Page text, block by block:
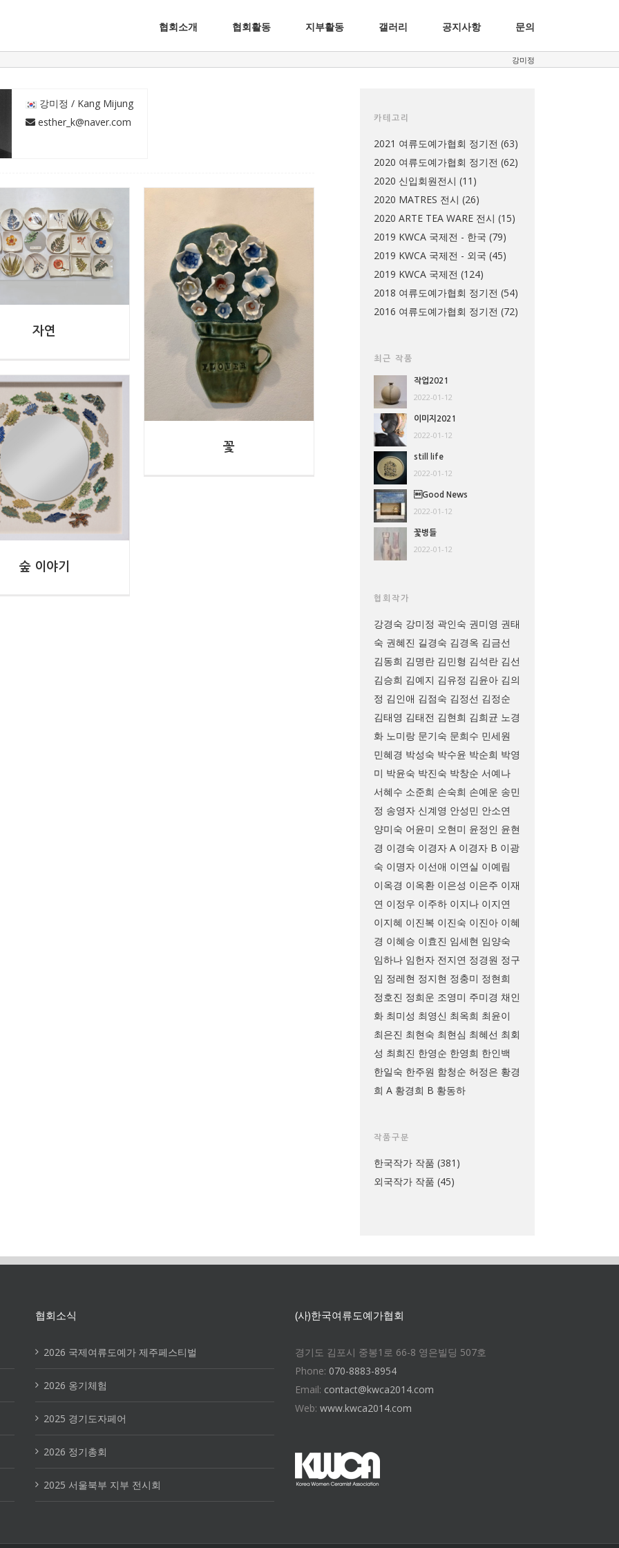
협회소개 협회활동 지부활동 갤러리 공지사항 문의
강미정
강미정 / Kang Mijung
esther_k@naver.com
자연
꽃
숲 이야기
카테고리
2021 여류도예가협회 정기전 (63)
2020 여류도예가협회 정기전 (62)
2020 신입회원전시 (11)
2020 MATRES 전시 (26)
2020 ARTE TEA WARE 전시 (15)
2019 KWCA 국제전 - 한국 (79)
2019 KWCA 국제전 - 외국 (45)
2019 KWCA 국제전 (124)
2018 여류도예가협회 정기전 (54)
2016 여류도예가협회 정기전 (72)
최근 작품
작업2021
2022-01-12
이미지2021
2022-01-12
still life
2022-01-12
Good News
2022-01-12
꽃병들
2022-01-12
협회작가
강경숙 강미정 곽인숙 권미영 권태
숙 권혜진 길경숙 김경옥 김금선
김동희 김명란 김민형 김석란 김선
김승희 김예지 김유정 김윤아 김의
정 김인애 김점숙 김정선 김정순
김태영 김태전 김현희 김희균 노경
화 노미랑 문기숙 문희수 민세원
민혜경 박성숙 박수윤 박순희 박영
미 박윤숙 박진숙 박창순 서예나
서혜수 소준희 손숙희 손예운 송민
정 송영자 신계영 안성민 안소연
양미숙 어윤미 오현미 윤정인 윤현
경 이경숙 이경자 A 이경자 B 이광
숙 이명자 이선애 이연실 이예림
이옥경 이옥환 이은성 이은주 이재
연 이정우 이주하 이지나 이지연
이지혜 이진복 이진숙 이진아 이혜
경 이혜승 이효진 임세현 임양숙
임하나 임헌자 전지연 정경원 정구
임 정레현 정지현 정충미 정현희
정호진 정희운 조영미 주미경 채인
화 최미성 최영신 최옥희 최윤이
최은진 최현숙 최현심 최혜선 최회
성 최희진 한영순 한영희 한인백
한일숙 한주원 함청순 허정은 황경
희 A 황경희 B 황동하
작품구분
한국작가 작품 (381)
외국작가 작품 (45)
협회소식
2026 국제여류도예가 제주페스티벌
2026 옹기체험
2025 경기도자페어
2026 정기총회
2025 서울북부 지부 전시회
(사)한국여류도예가협회
경기도 김포시 중봉1로 66-8 영은빌딩 507호
Phone: 070-8883-8954
Email: contact@kwca2014.com
Web:www.kwca2014.com